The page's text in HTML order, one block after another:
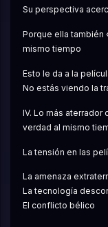
Su perspectiva
Porque ella también
mismo tiempo
Esto le da a la
No estás viendo la
IV. Lo más
verdad al mismo
La tensión en las
La amenaza
La tecnología
El conflicto bélico